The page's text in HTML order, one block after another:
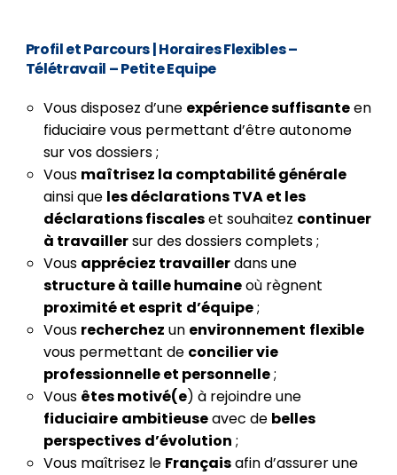
Profil et Parcours|Horaires Flexibles –
Télétravail – Petite Equipe
Vous disposez d’une expérience suffisanteen
fiduciaire vous permettant d’être autonome
sur vos dossiers ;
Vous maîtrisez la comptabilité générale
ainsi que les déclarations TVA et les
déclarations fiscaleset souhaitez continuer
à travaillersur des dossiers complets ;
Vous appréciez travaillerdans une
structure à taille humaineoù règnent
proximité et esprit d’équipe;
Vous recherchez un environnement flexible
vous permettant de concilier vie
professionnelle et personnelle;
Vous êtes motivé(e) à rejoindre une
fiduciaire ambitieuseavec de belles
perspectives d’évolution ;
Vous maîtrisez le Françaisafin d’assurer une